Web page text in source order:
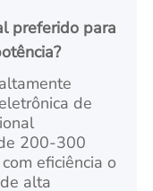
preferido para
de
200-300
eficiência o
alta